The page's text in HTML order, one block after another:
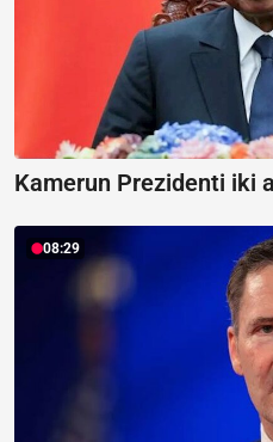
Kamerun Prezidenti iki
08:29